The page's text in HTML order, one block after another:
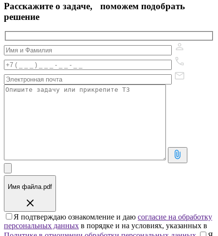
Расскажите о задаче, поможем подобрать
решение
Имя файла.pdf
Я подтверждаю ознакомление и даю согласие на обработку
персональных данных в порядке и на условиях, указанных в